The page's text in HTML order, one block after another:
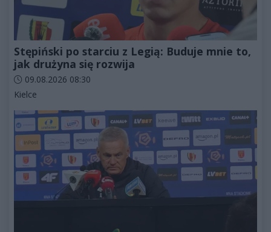
Stępiński po starciu z Legią: Buduje mnie to,
jak drużyna się rozwija
Data dodania artykułu:
09.08.2026 08:30
Kategorie artykułu:
Kielce